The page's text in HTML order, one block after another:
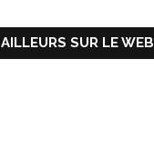
AILLEURS SUR LE WEB